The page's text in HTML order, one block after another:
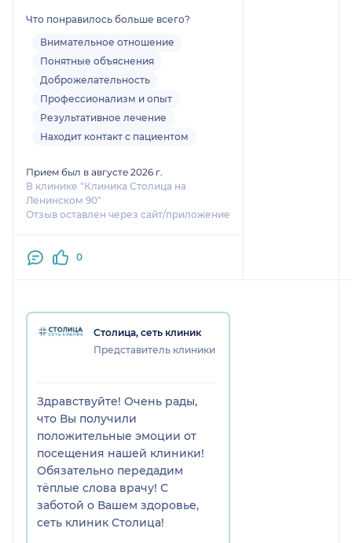
и деликатно, что для проктолога
особенно важно. большое
спасибо за профессионализм и
доброжелательное отношение!
при необходимости обращусь
вновь
Что понравилось больше всего?
Внимательное отношение
Понятные объяснения
Доброжелательность
Профессионализм и опыт
Результативное лечение
Находит контакт с пациентом
Прием был в августе 2026 г.
В клинике "Клиника Столица на
Ленинском 90"
Отзыв оставлен через сайт/приложение
0
Столица, сеть клиник
Представитель клиники
Здравствуйте! Очень рады,
что Вы получили
положительные эмоции от
посещения нашей клиники!
Обязательно передадим
тёплые слова врачу! С
заботой о Вашем здоровье,
сеть клиник Столица!